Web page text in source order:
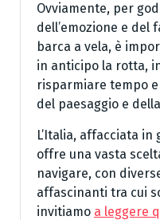
Ovviamente, per
dell’emozione e del
barca a vela, è
in anticipo la rotta,
risparmiare tempo
del paesaggio e
L’Italia, affacciata
offre una vasta
navigare, con
affascinanti tra cui
invitiamo a leggere